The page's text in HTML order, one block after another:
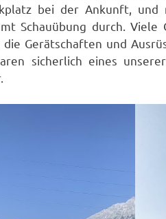
bei der Ankunft,
Schauübung durch.
Gerätschaften und
sicherlich eines